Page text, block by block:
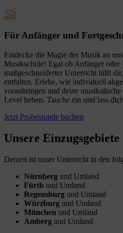
Für Anfänger und
Entdecke die Magie der Musik an
Musikschule! Egal ob Anfänger oder
maßgeschneiderter Unterricht hilft
entfalten. Erlebe, wie individuell
voranbringen und deine
Level heben. Tauche ein und lass
Jetzt Probestunde buchen
Unsere Einzugsgebiete
Derzeit ist unser Unterricht in den
Nürnberg und Umland
Fürth und Umland
Regensburg und Umland
Würzburg und Umland
München und Umland
Amberg und Umland